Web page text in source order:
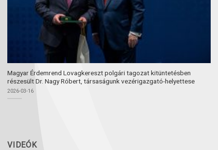
Magyar Érdemrend Lovagkereszt polgári tagozat kitüntetésben
részesült Dr. Nagy Róbert, társaságunk vezérigazgató-helyettese
2026-03-16
VIDEÓK